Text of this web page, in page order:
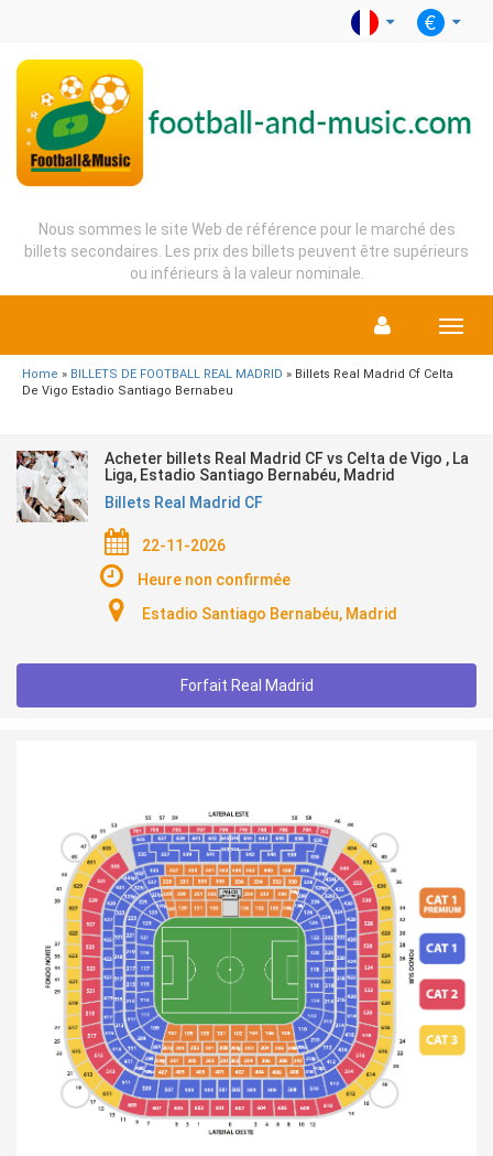
Nous sommes le site Web de référence pour le marché des
billets secondaires. Les prix des billets peuvent être supérieurs
ou inférieurs à la valeur nominale.
Menu
Home » BILLETS DE FOOTBALL REAL MADRID » Billets Real Madrid Cf Celta
De Vigo Estadio Santiago Bernabeu
Acheter billets Real Madrid CF vs Celta de Vigo , La
Liga, Estadio Santiago Bernabéu, Madrid
Billets Real Madrid CF
22-11-2026
Heure non confirmée
Estadio Santiago Bernabéu, Madrid
Forfait Real Madrid